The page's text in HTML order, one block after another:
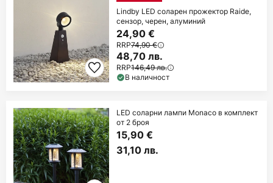
Lindby LED соларен прожектор Raide,
сензор, черен, алуминий
24,90 €
RRP74,90 €
48,70 лв.
RRP146,49 лв.
В наличност
LED соларни лампи Monaco в комплект
от 2 броя
15,90 €
31,10 лв.